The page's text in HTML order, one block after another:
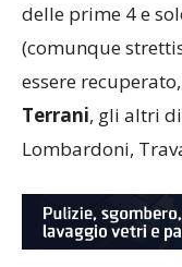
delle prime 4 e
(comunque
essere
Terrani, gli altri
Lombardoni,